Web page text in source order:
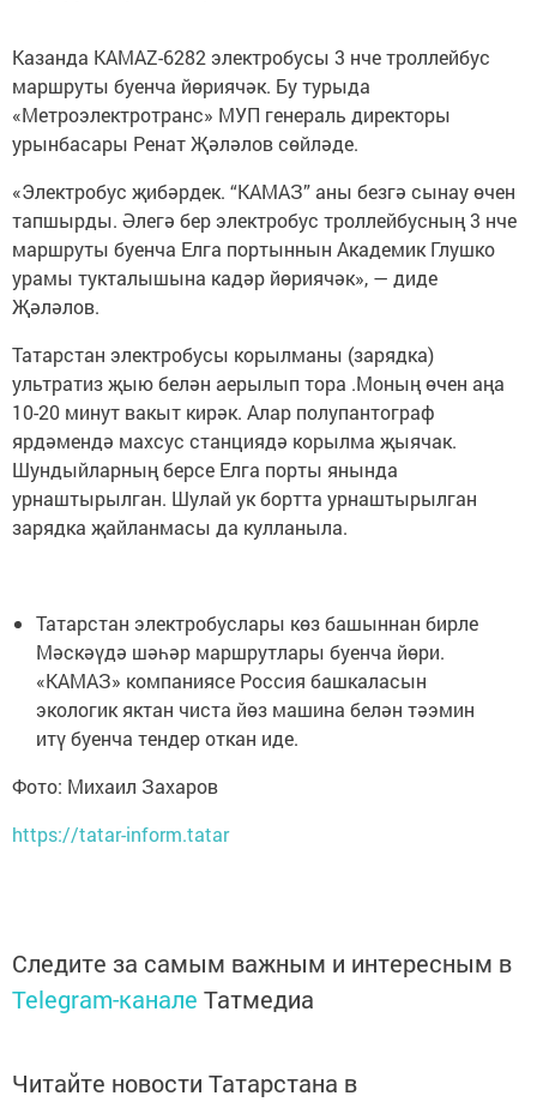
Казанда KAMAZ-6282 электробусы 3 нче троллейбус
маршруты буенча йөриячәк. Бу турыда
«Метроэлектротранс» МУП генераль директоры
урынбасары Ренат Җәләлов сөйләде.
«Электробус җибәрдек. “КАМАЗ” аны безгә сынау өчен
тапшырды. Әлегә бер электробус троллейбусның 3 нче
маршруты буенча Елга портыннын Академик Глушко
урамы тукталышына кадәр йөриячәк», — диде
Җәләлов.
Татарстан электробусы корылманы (зарядка)
ультратиз җыю белән аерылып тора .Моның өчен аңа
10-20 минут вакыт кирәк. Алар полупантограф
ярдәмендә махсус станциядә корылма җыячак.
Шундыйларның берсе Елга порты янында
урнаштырылган. Шулай ук бортта урнаштырылган
зарядка җайланмасы да кулланыла.
Татарстан электробуслары көз башыннан бирле
Мәскәүдә шәһәр маршрутлары буенча йөри.
«КАМАЗ» компаниясе Россия башкаласын
экологик яктан чиста йөз машина белән тәэмин
итү буенча тендер откан иде.
Фото: Михаил Захаров
https://tatar-inform.tatar
Следите за самым важным и интересным в
Telegram-канале Татмедиа
Читайте новости Татарстана в